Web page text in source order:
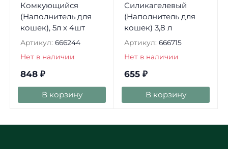
Комкующийся
(Наполнитель для
кошек), 5л х 4шт
Артикул: 666244
Нет в наличии
848 ₽
В корзину
Силикагелевый
(Наполнитель для
кошек) 3,8 л
Артикул: 666715
Нет в наличии
655 ₽
В корзину